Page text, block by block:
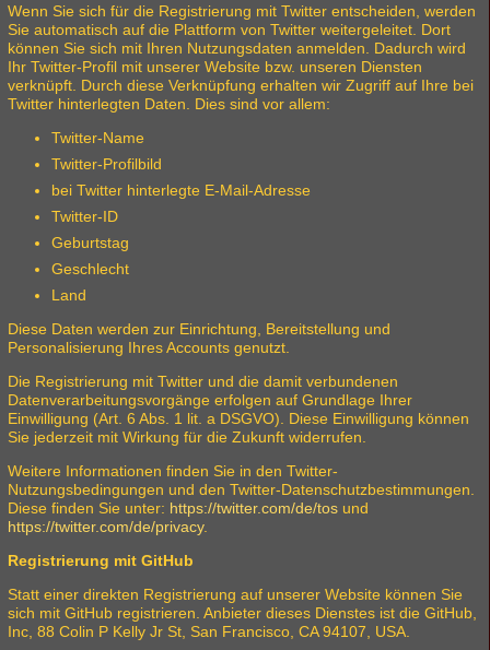
Wenn Sie sich für die Registrierung mit Twitter entscheiden, werden
Sie automatisch auf die Plattform von Twitter weitergeleitet. Dort
können Sie sich mit Ihren Nutzungsdaten anmelden. Dadurch wird
Ihr Twitter-Profil mit unserer Website bzw. unseren Diensten
verknüpft. Durch diese Verknüpfung erhalten wir Zugriff auf Ihre bei
Twitter hinterlegten Daten. Dies sind vor allem:
Twitter-Name
Twitter-Profilbild
bei Twitter hinterlegte E-Mail-Adresse
Twitter-ID
Geburtstag
Geschlecht
Land
Diese Daten werden zur Einrichtung, Bereitstellung und
Personalisierung Ihres Accounts genutzt.
Die Registrierung mit Twitter und die damit verbundenen
Datenverarbeitungsvorgänge erfolgen auf Grundlage Ihrer
Einwilligung (Art. 6 Abs. 1 lit. a DSGVO). Diese Einwilligung können
Sie jederzeit mit Wirkung für die Zukunft widerrufen.
Weitere Informationen finden Sie in den Twitter-
Nutzungsbedingungen und den Twitter-Datenschutzbestimmungen.
Diese finden Sie unter: https://twitter.com/de/tos und
https://twitter.com/de/privacy.
Registrierung mit GitHub
Statt einer direkten Registrierung auf unserer Website können Sie
sich mit GitHub registrieren. Anbieter dieses Dienstes ist die GitHub,
Inc, 88 Colin P Kelly Jr St, San Francisco, CA 94107, USA.